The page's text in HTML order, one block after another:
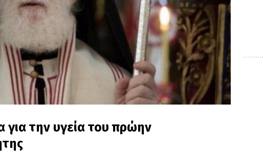
για την υγεία του πρώην